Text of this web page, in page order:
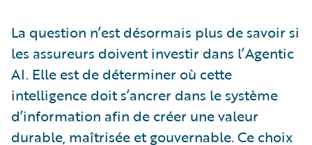
La question n’est désormais plus de savoir si
les assureurs doivent investir dans l’Agentic
AI. Elle est de déterminer où cette
intelligence doit s’ancrer dans le système
d’information afin de créer une valeur
durable, maîtrisée et gouvernable. Ce choix